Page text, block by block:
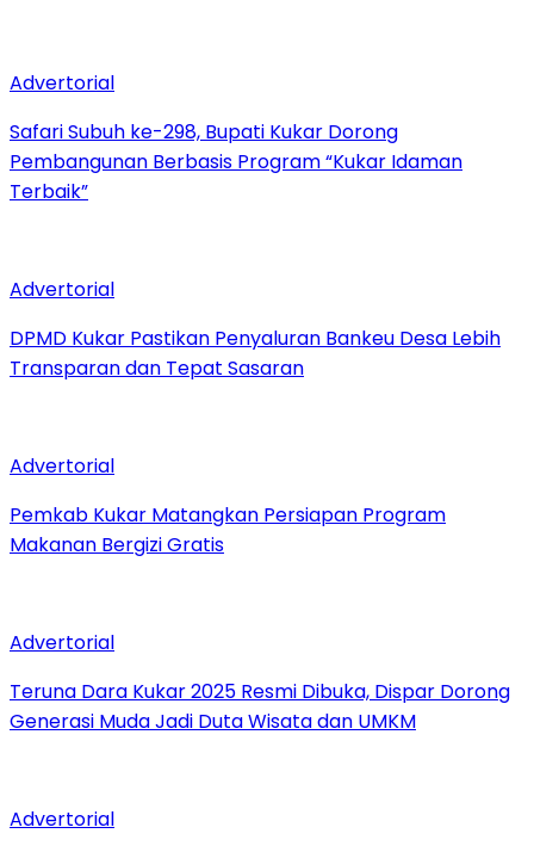
Advertorial
Safari Subuh ke-298, Bupati Kukar Dorong
Pembangunan Berbasis Program “Kukar Idaman
Terbaik”
Advertorial
DPMD Kukar Pastikan Penyaluran Bankeu Desa Lebih
Transparan dan Tepat Sasaran
Advertorial
Pemkab Kukar Matangkan Persiapan Program
Makanan Bergizi Gratis
Advertorial
Teruna Dara Kukar 2025 Resmi Dibuka, Dispar Dorong
Generasi Muda Jadi Duta Wisata dan UMKM
Advertorial